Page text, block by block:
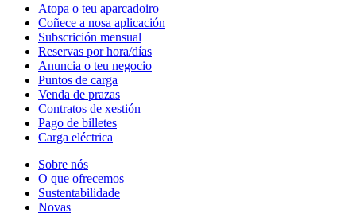
Atopa o teu aparcadoiro
Coñece a nosa aplicación
Subscrición mensual
Reservas por hora/días
Anuncia o teu negocio
Puntos de carga
Venda de prazas
Contratos de xestión
Pago de billetes
Carga eléctrica
Sobre nós
O que ofrecemos
Sustentabilidade
Novas